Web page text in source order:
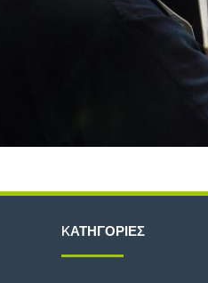
KΑΤΗΓΟΡΊΕΣ